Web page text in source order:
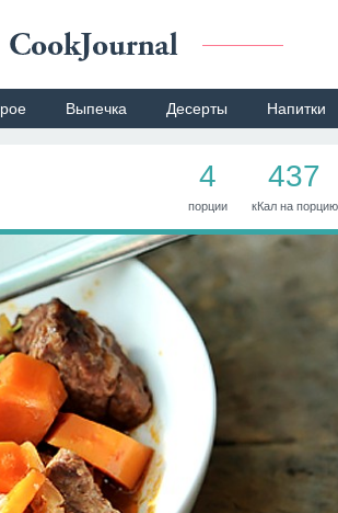
Выпечка Десерты Напитки
4
порции
437
кКал на порцию